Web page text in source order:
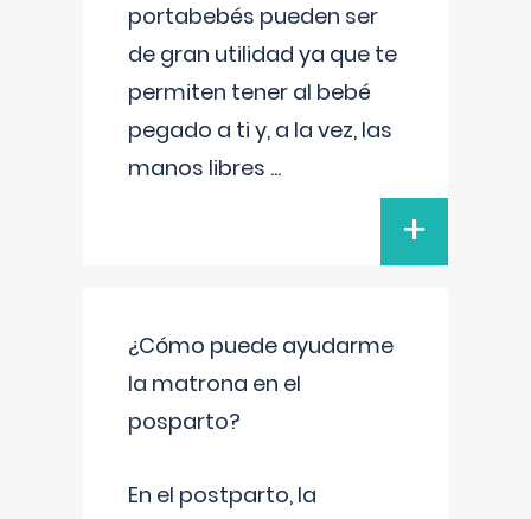
portabebés pueden ser
de gran utilidad ya que te
permiten tener al bebé
pegado a ti y, a la vez, las
manos libres ...
+
¿Cómo puede ayudarme
la matrona en el
posparto?
En el postparto, la